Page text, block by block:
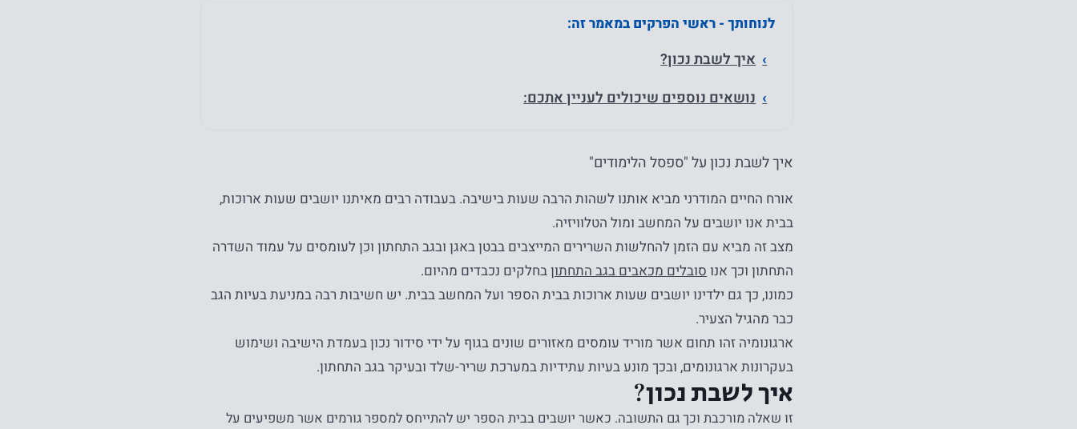
לנוחותך - ראשי הפרקים במאמר זה:
איך לשבת נכון?
נושאים נוספים שיכולים לעניין אתכם:
איך לשבת נכון על "ספסל הלימודים"
אורח החיים המודרני מביא אותנו לשהות הרבה שעות בישיבה. בעבודה רבים מאיתנו יושבים שעות ארוכות,
בבית אנו יושבים על המחשב ומול הטלוויזיה.
מצב זה מביא עם הזמן להחלשות השרירים המייצבים בבטן באגן ובגב התחתון וכן לעומסים על עמוד השדרה
התחתון וכך אנו סובלים מכאבים בגב התחתוןבחלקים נכבדים מהיום.
כמונו, כך גם ילדינו יושבים שעות ארוכות בבית הספר ועל המחשב בבית. יש חשיבות רבה במניעת בעיות הגב
כבר מהגיל הצעיר.
ארגונומיה זהו תחום אשר מוריד עומסים מאזורים שונים בגוף על ידי סידור נכון בעמדת הישיבה ושימוש
בעקרונות ארגונומים, ובכך מונע בעיות עתידיות במערכת שריר-שלד ובעיקר בגב התחתון.
איך לשבת נכון?
זו שאלה מורכבת וכך גם התשובה. כאשר יושבים בבית הספר יש להתייחס למספר גורמים אשר משפיעים על